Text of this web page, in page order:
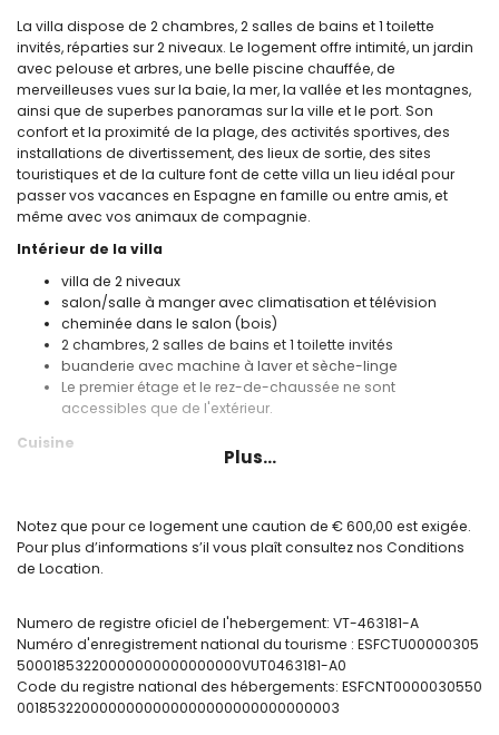
La villa dispose de 2 chambres, 2 salles de bains et 1 toilette
invités, réparties sur 2 niveaux. Le logement offre intimité, un jardin
avec pelouse et arbres, une belle piscine chauffée, de
merveilleuses vues sur la baie, la mer, la vallée et les montagnes,
ainsi que de superbes panoramas sur la ville et le port. Son
confort et la proximité de la plage, des activités sportives, des
installations de divertissement, des lieux de sortie, des sites
touristiques et de la culture font de cette villa un lieu idéal pour
passer vos vacances en Espagne en famille ou entre amis, et
même avec vos animaux de compagnie.
Intérieur de la villa
villa de 2 niveaux
salon/salle à manger avec climatisation et télévision
cheminée dans le salon (bois)
2 chambres, 2 salles de bains et 1 toilette invités
buanderie avec machine à laver et sèche-linge
Le premier étage et le rez-de-chaussée ne sont
accessibles que de l'extérieur.
Cuisine
congélateur, cafetière, bouilloire électrique, grille-pain et
presse-agrumes
Chambres et salles de bains
attenante
chambre avec climatisation, lit queen size et salle de bains
attenante
salle de bains attenante avec lavabo simple, douche,
toilettes et sèche-cheveux
Plus...
Notez que pour ce logement une caution de € 600,00 est exigée.
Pour plus d’informations s’il vous plaît consultez nos Conditions
de Location.
Numero de registre oficiel de l'hebergement: VT-463181-A
Numéro d'enregistrement national du tourisme : ESFCTU00000305
50001853220000000000000000VUT0463181-A0
Code du registre national des hébergements: ESFCNT0000030550
0018532200000000000000000000000000003